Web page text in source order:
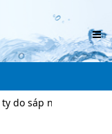
địa giới hành chính